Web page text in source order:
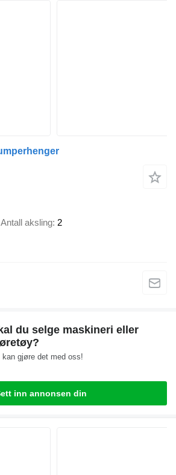
Antall aksling 2
du selge maskineri eller
kan gjøre det med oss!
inn annonsen din